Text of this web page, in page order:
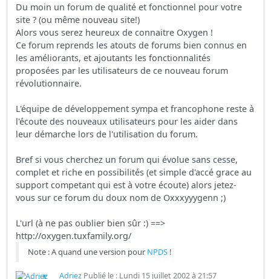
Du moin un forum de qualité et fonctionnel pour votre
site ? (ou même nouveau site!)
Alors vous serez heureux de connaitre Oxygen !
Ce forum reprends les atouts de forums bien connus en
les améliorants, et ajoutants les fonctionnalités
proposées par les utilisateurs de ce nouveau forum
révolutionnaire.
L'équipe de développement sympa et francophone reste à
l'écoute des nouveaux utilisateurs pour les aider dans
leur démarche lors de l'utilisation du forum.
Bref si vous cherchez un forum qui évolue sans cesse,
complet et riche en possibilités (et simple d'accé grace au
support competant qui est à votre écoute) alors jetez-
vous sur ce forum du doux nom de Oxxxyyygenn ;)
L'url (à ne pas oublier bien sûr :) ==>
http://oxygen.tuxfamily.org/
Note : A quand une version pour NPDS!
AdriezPublié le : Lundi 15 juillet 2002 à 21:57